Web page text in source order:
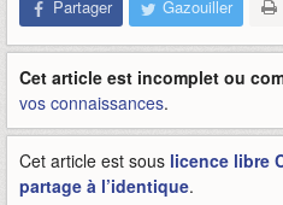
Partager Gazouiller
Cet article est incomplet ou
vos connaissances.
Cet article est sous licence libre
partage à l’identique.